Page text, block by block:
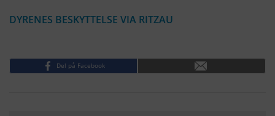
DYRENES BESKYTTELSE VIA RITZAU
Del på Facebook